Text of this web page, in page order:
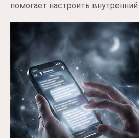
помогает настроить